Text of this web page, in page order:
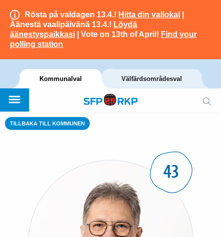
Rösta på valdagen 13.4.! Hitta din vallokal
Äänestä vaalipäivänä 13.4.! Löydä
äänestyspaikkasi | Vote on 13th of April! Find your
polling station
Kommunalval Välfärdsområdesval
TILLBAKA TILL KOMMUNEN
43